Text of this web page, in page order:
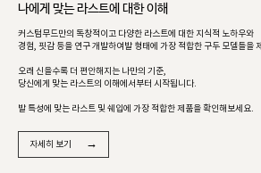
나에게 맞는 라스트에 대한 이해
커스텀무드만의 독창적이고 다양한 라스트에 대한 지식적 노하우와
경험, 핏감 등을 연구 개발하여발 형태에 가장 적합한 구두 모델들을
오래 신을수록 더 편안해지는 나만의 기준,
당신에게 맞는 라스트의 이해에서부터 시작됩니다.
발 특성에 맞는 라스트 및 쉐입에 가장 적합한 제품을 확인해보세요.
자세히 보기 →